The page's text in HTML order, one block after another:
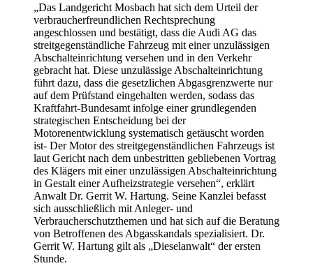
„Das Landgericht Mosbach hat sich dem Urteil der
verbraucherfreundlichen Rechtsprechung
angeschlossen und bestätigt, dass die Audi AG das
streitgegenständliche Fahrzeug mit einer unzulässigen
Abschalteinrichtung versehen und in den Verkehr
gebracht hat. Diese unzulässige Abschalteinrichtung
führt dazu, dass die gesetzlichen Abgasgrenzwerte nur
auf dem Prüfstand eingehalten werden, sodass das
Kraftfahrt-Bundesamt infolge einer grundlegenden
strategischen Entscheidung bei der
Motorenentwicklung systematisch getäuscht worden
ist- Der Motor des streitgegenständlichen Fahrzeugs ist
laut Gericht nach dem unbestritten gebliebenen Vortrag
des Klägers mit einer unzulässigen Abschalteinrichtung
in Gestalt einer Aufheizstrategie versehen“, erklärt
Anwalt Dr. Gerrit W. Hartung. Seine Kanzlei befasst
sich ausschließlich mit Anleger- und
Verbraucherschutzthemen und hat sich auf die Beratung
von Betroffenen des Abgasskandals spezialisiert. Dr.
Gerrit W. Hartung gilt als „Dieselanwalt“ der ersten
Stunde.